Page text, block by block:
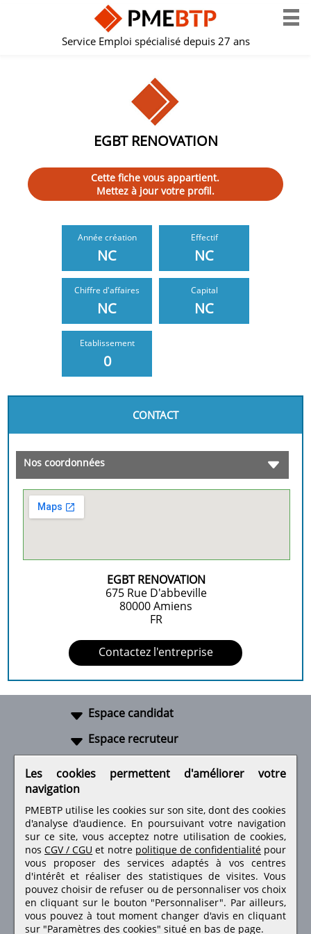
Service Emploi spécialisé depuis 27 ans
EGBT RENOVATION
Cette fiche vous appartient.
Mettez à jour votre profil.
Année création
NC
Effectif
NC
Chiffre d'affaires
NC
Capital
NC
Etablissement
0
CONTACT
Nos coordonnées
EGBT RENOVATION
675 Rue D'abbeville
80000Amiens
FR
Contactez l'entreprise
Espace candidat
Espace recruteur
Retrouvez-nous sur les réseaux sociaux
Les cookies permettent d'améliorer votre
navigation
PMEBTP utilise les cookies sur son site, dont des cookies
d'analyse d'audience. En poursuivant votre navigation
sur ce site, vous acceptez notre utilisation de cookies,
nos CGV / CGU et notre politique de confidentialité pour
vous proposer des services adaptés à vos centres
d'intérêt et réaliser des statistiques de visites.Vous
pouvez choisir de refuser ou de personnaliser vos choix
en cliquant sur le bouton "Personnaliser". Par ailleurs,
vous pouvez à tout moment changer d'avis en cliquant
sur "Paramètres des cookies" situé en bas de page.